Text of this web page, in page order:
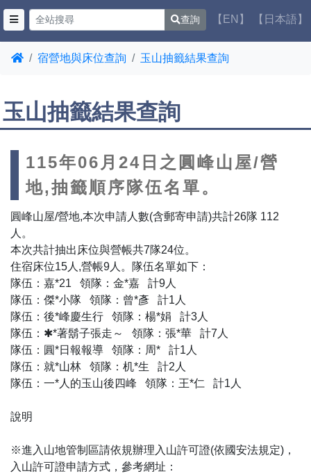
查詢 【EN】 【日本語】
宿營地與床位查詢 玉山抽籤結果查詢
玉山抽籤結果查詢
115年06月24日之圓峰山屋/營
地,抽籤順序隊伍名單。
圓峰山屋/營地,本次申請人數(含郵寄申請)共計26隊 112
人。
本次共計抽出床位與營帳共7隊24位。
住宿床位15人,營帳9人。隊伍名單如下：
隊伍：嘉*21 領隊：金*嘉 計9人
隊伍：傑*小隊 領隊：曾*彥 計1人
隊伍：後*峰慶生行 領隊：楊*娟 計3人
隊伍：✱*著鬍子張走～ 領隊：張*華 計7人
隊伍：圓*日報報導 領隊：周* 計1人
隊伍：就*山林 領隊：机*生 計2人
隊伍：一*人的玉山後四峰 領隊：王*仁 計1人
說明
※進入山地管制區請依規辦理入山許可證(依國安法規定)，
入山許可證申請方式，參考網址：